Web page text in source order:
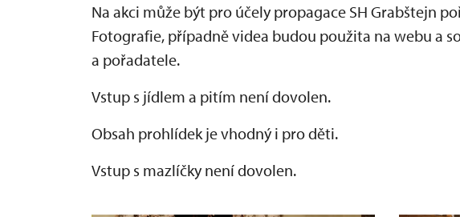
Na akci může být pro účely propagace SH Grabštejn
Fotografie, případně videa budou použita na webu a
a pořadatele.
Vstup s jídlem a pitím není dovolen.
Obsah prohlídek je vhodný i pro děti.
Vstup s mazlíčky není dovolen.